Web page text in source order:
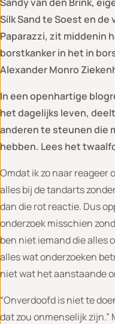
Silk Sand te Soest en de
Paparazzi, zit middenin
borstkanker in het in
Alexander Monro
In een openhartige
het dagelijks leven,
anderen te steunen die
hebben. Lees het
Omdat ik zo naar reageer
alles bij de tandarts
dan die rot reactie. Dus
onderzoek misschien
ben niet iemand die alles
alles wat onderzoeken
niet wat het aanstaande
“Onverdoofd is niet te
dat zou onmenselijk zijn.”